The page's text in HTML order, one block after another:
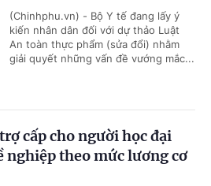
(Chinhphu.vn) - Bộ Y tế đang lấy ý
kiến nhân dân đối với dự thảo Luật
An toàn thực phẩm (sửa đổi) nhằm
giải quyết những vấn đề vướng mắc...
cấp cho người học đại
nghiệp theo mức lương cơ